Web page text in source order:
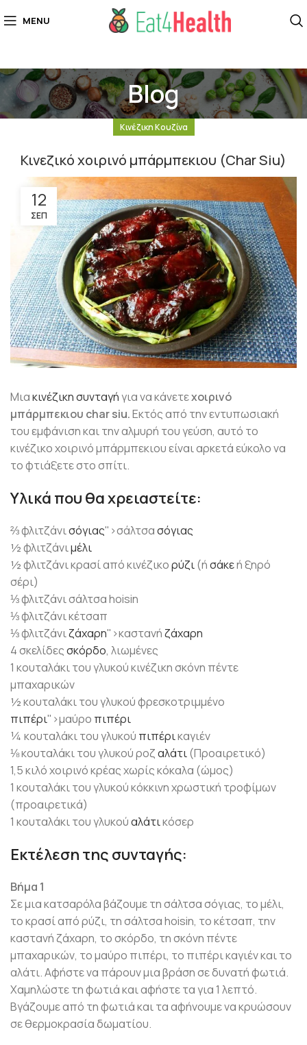
MENU
Blog
Κινέζικη Κουζίνα
Κινεζικό χοιρινό μπάρμπεκιου (Char Siu)
12
ΣΕΠ
Μιακινέζικη συνταγήγια να κάνετεχοιρινό
μπάρμπεκιου char siu.Εκτός από την εντυπωσιακή
του εμφάνιση και την αλμυρή του γεύση, αυτό το
κινέζικο χοιρινό μπάρμπεκιου είναι αρκετά εύκολο να
το φτιάξετε στο σπίτι.
Υλικά που θα χρειαστείτε:
⅔ φλιτζάνισόγιας">σάλτσασόγιας
½ φλιτζάνιμέλι
½ φλιτζάνι κρασί από κινέζικορύζι(ήσάκεή ξηρό
σέρι)
⅓ φλιτζάνι σάλτσα hoisin
⅓ φλιτζάνι κέτσαπ
⅓ φλιτζάνιζάχαρη">καστανήζάχαρη
4 σκελίδεςσκόρδο, λιωμένες
1 κουταλάκι του γλυκού κινέζικη σκόνη πέντε
μπαχαρικών
½ κουταλάκι του γλυκού φρεσκοτριμμένο
πιπέρι">μαύρο πιπέρι
¼ κουταλάκι του γλυκού πιπέρικαγιέν
⅛ κουταλάκι του γλυκού ροζαλάτι(Προαιρετικό)
1,5 κιλό χοιρινό κρέας χωρίς κόκαλα (ώμος)
1 κουταλάκι του γλυκού κόκκινη χρωστική τροφίμων
(προαιρετικά)
1 κουταλάκι του γλυκούαλάτικόσερ
Εκτέλεση της συνταγής:
Βήμα 1
Σε μια κατσαρόλα βάζουμε τη σάλτσα σόγιας, το μέλι,
το κρασί από ρύζι, τη σάλτσα hoisin, το κέτσαπ, την
καστανή ζάχαρη, το σκόρδο, τη σκόνη πέντε
μπαχαρικών, το μαύρο πιπέρι, το πιπέρι καγιέν και το
αλάτι. Αφήστε να πάρουν μια βράση σε δυνατή φωτιά.
Χαμηλώστε τη φωτιά και αφήστε τα για 1 λεπτό.
Βγάζουμε από τη φωτιά και τα αφήνουμε να κρυώσουν
σε θερμοκρασία δωματίου.